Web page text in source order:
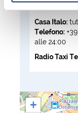
Casa Italo:
Telefono:
alle 24:00
Radio Taxi
+